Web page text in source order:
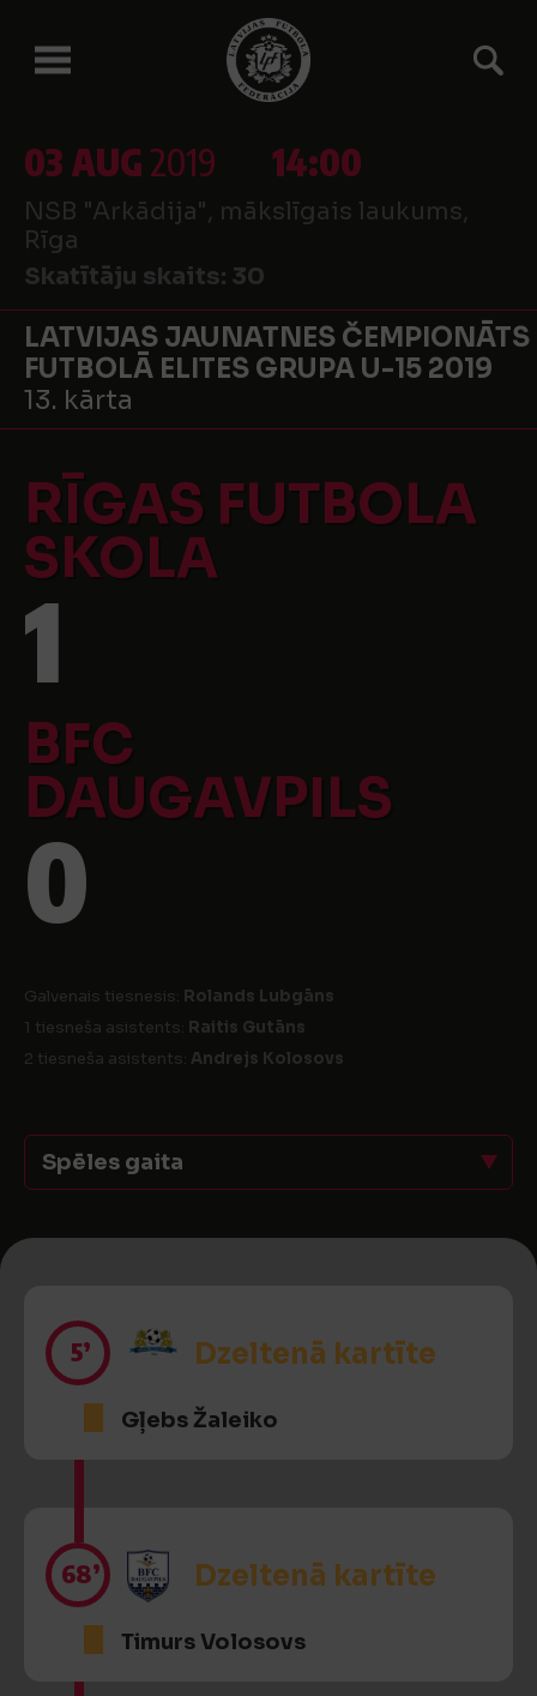
03 AUG2019 14:00
NSB "Arkādija", mākslīgais laukums,
Rīga
Skatītāju skaits: 30
LATVIJAS JAUNATNES ČEMPIONĀTS
FUTBOLĀ ELITES GRUPA U-15 2019
13. kārta
RĪGAS FUTBOLA
SKOLA
1
BFC
DAUGAVPILS
0
Galvenais tiesnesis: Rolands Lubgāns
1 tiesneša asistents: Raitis Gutāns
2 tiesneša asistents: Andrejs Kolosovs
Spēles gaita
5’ Dzeltenā kartīte
Gļebs Žaleiko
68’ Dzeltenā kartīte
Timurs Volosovs